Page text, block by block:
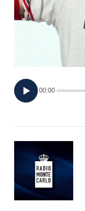
VIDEO
PRINCIPATO
DI
MONACO
RMC
CONSIGLIA
00:00